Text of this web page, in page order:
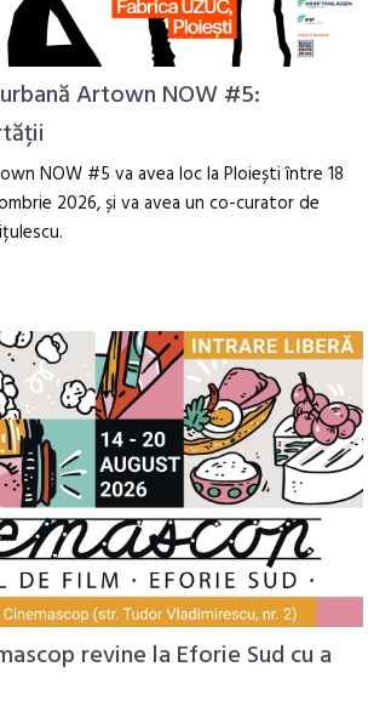
Artown NOW #5:
NOW #5 va avea loc la Ploiești între 18
2026, și va avea un co-curator de
revine la Eforie Sud cu a